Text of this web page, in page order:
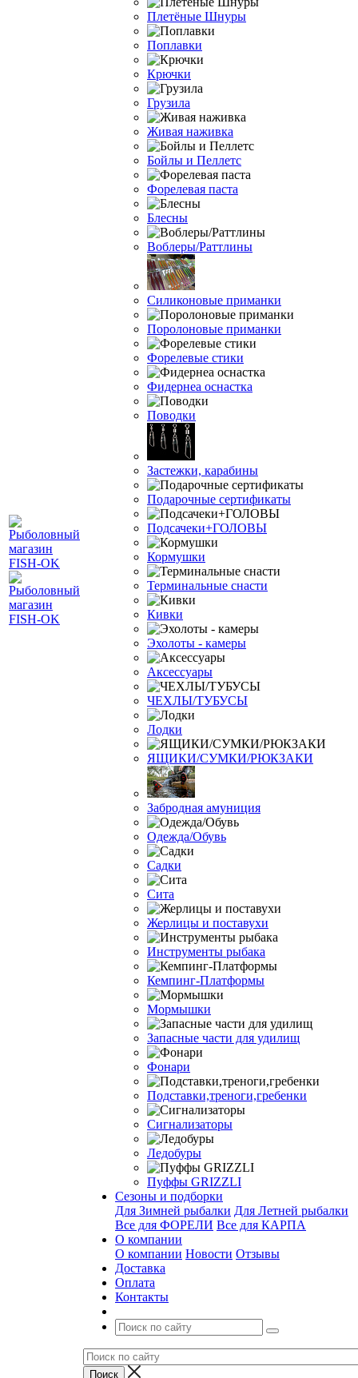
Плетёные Шнуры
Поплавки
Крючки
Грузила
Живая наживка
Бойлы и Пеллетс
Форелевая паста
Блесны
Воблеры/Раттлины
Силиконовые приманки
Поролоновые приманки
Форелевые стики
Фидернеа оснастка
Поводки
Застежки, карабины
Подарочные сертификаты
Подсачеки+ГОЛОВЫ
Кормушки
Терминальные снасти
Кивки
Эхолоты - камеры
Аксессуары
ЧЕХЛЫ/ТУБУСЫ
Лодки
ЯЩИКИ/СУМКИ/РЮКЗАКИ
Забродная амуниция
Одежда/Обувь
Садки
Сита
Жерлицы и поставухи
Инструменты рыбака
Кемпинг-Платформы
Мормышки
Запасные части для удилищ
Фонари
Подставки,треноги,гребенки
Сигнализаторы
Ледобуры
Пуффы GRIZZLI
Сезоны и подборки
Для Зимней рыбалки Для Летней рыбалки
Все для ФОРЕЛИ Все для КАРПА
О компании
О компании Новости Отзывы
Доставка
Оплата
Контакты